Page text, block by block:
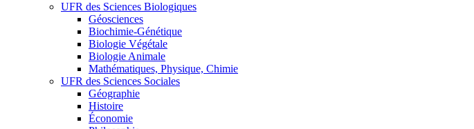
UFR des Sciences Biologiques
Géosciences
Biochimie-Génétique
Biologie Végétale
Biologie Animale
Mathématiques, Physique, Chimie
UFR des Sciences Sociales
Géographie
Histoire
Économie